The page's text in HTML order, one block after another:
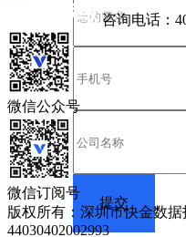
咨询电话：
微信公众号
微信订阅号
版权所有：深圳市快金数
44030402002993